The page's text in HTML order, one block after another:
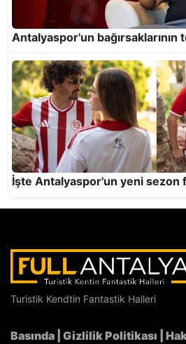
Feslikan’da Başpehlivan
Antalyaspor'un bağırsaklarının
İşte Antalyaspor'un yeni sezon
Turistik Kendtin Fantastik Halleri
Basında Gizlilik Politikası